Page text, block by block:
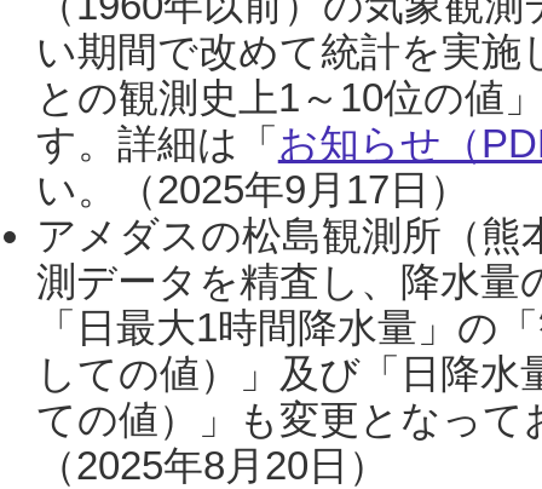
い期間で改めて統計を実
との観測史上1～10位の値
す。詳細は「 お知らせ（
い。（2025年9月17日）
アメダスの松島観測所（熊
測データを精査し、降水
「日最大1時間降水量」の
しての値）」及び「日降
ての値）」も変更となっ
（2025年8月20日）